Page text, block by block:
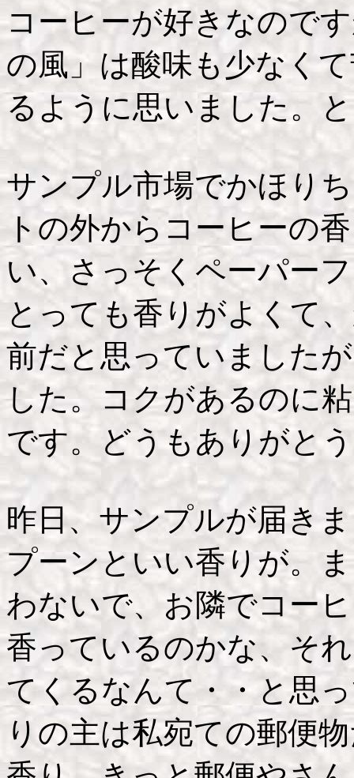
コーヒーが好きなので
の風」は酸味も少なく
るように思いました。
サンプル市場でかほり
トの外からコーヒーの
い、さっそくペーパー
とっても香りがよくて
前だと思っていました
した。コクがあるのに
です。どうもありがと
昨日、サンプルが届き
プーンといい香りが。
わないで、お隣でコー
香っているのかな、そ
てくるなんて・・と思
りの主は私宛ての郵便